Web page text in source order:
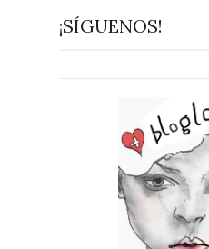
¡SÍGUENOS!